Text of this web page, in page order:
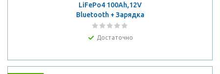
LiFePo4 100Ah,12V
Bluetooth + Зарядка
Достаточно